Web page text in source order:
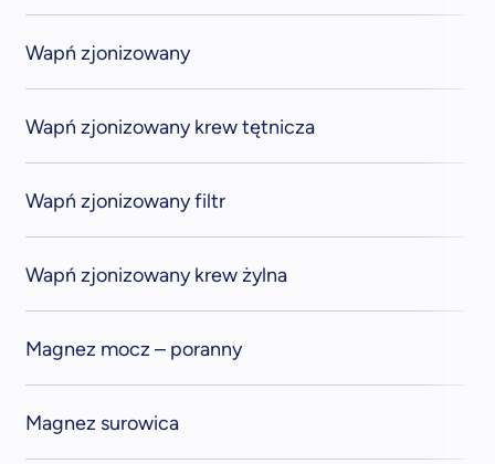
Wapń zjonizowany
Wapń zjonizowany krew tętnicza
Wapń zjonizowany filtr
Wapń zjonizowany krew żylna
Magnez mocz – poranny
Magnez surowica